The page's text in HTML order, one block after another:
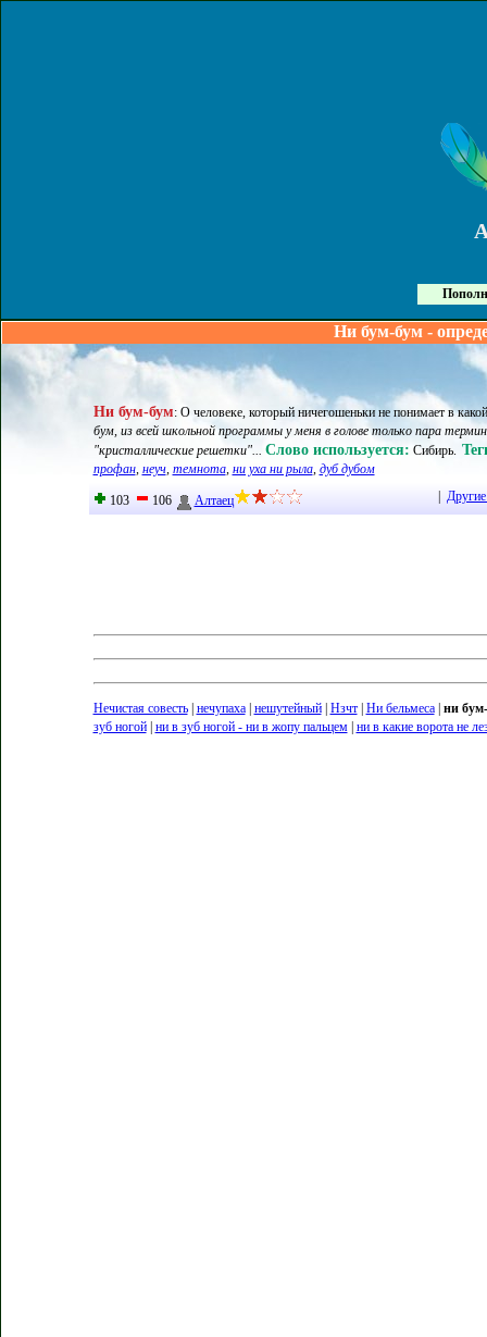
Ни бум-бум -
Ни бум-бум: О человеке, который ничегошеньки не понимает в
бум, из всей школьной программы у меня в голове только пара
"кристаллические решетки"... Слово используется: Сибирь.
профан, неуч, темнота, ни уха ни рыла, дуб дубом
103 106 Алтаец
Нечистая совесть| нечупаха| нешутейный| Нзчт| Ни бельмеса| ни
зуб ногой| ни в зуб ногой - ни в жопу пальцем| ни в какие ворота не